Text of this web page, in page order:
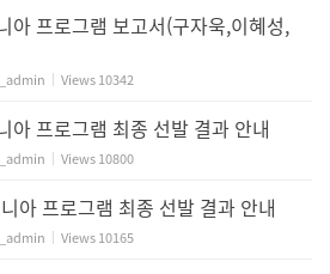
아 프로그램 보고서(구자욱,이혜성,
Views10342
아 프로그램 최종 선발 결과 안내
Views10800
아 프로그램 최종 선발 결과 안내
Views10165